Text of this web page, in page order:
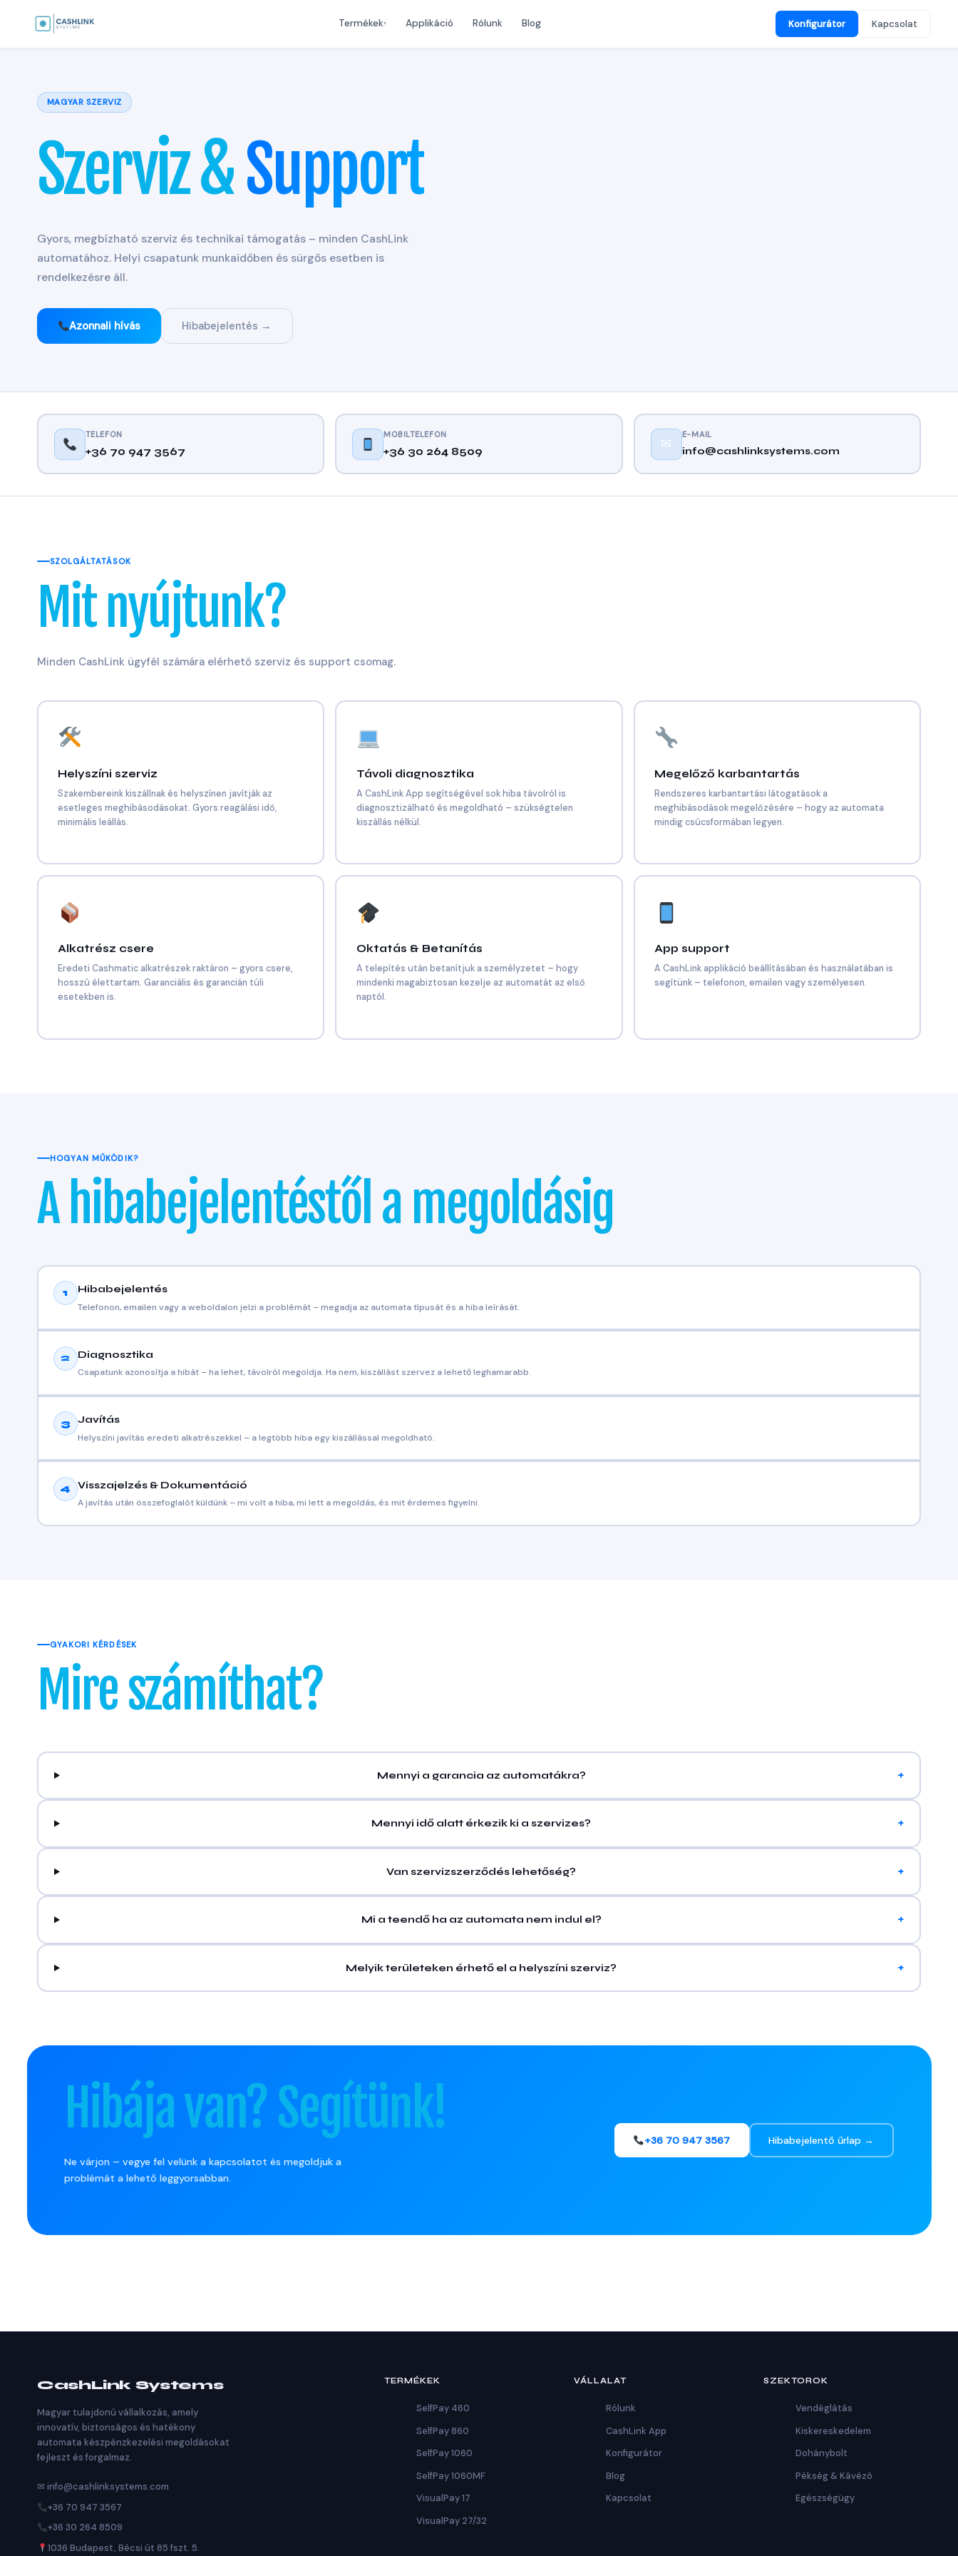
Termékek▾ Applikáció Rólunk Blog Konfigurátor Kapcsolat
Főoldal›Szerviz & Support
MAGYAR SZERVIZ
Szerviz &Support
Gyors, megbízható szerviz és technikai támogatás – minden CashLink
automatához. Helyi csapatunk munkaidőben és sürgős esetben is
rendelkezésre áll.
Azonnali hívás Hibabejelentés →
TELEFON
+36 70 947 3567
MOBILTELEFON
+36 30 264 8509 ✉
E-MAIL
info@cashlinksystems.com
SZOLGÁLTATÁSOK
Mit nyújtunk?
Minden CashLink ügyfél számára elérhető szerviz és support csomag.
Helyszíni szerviz
Szakembereink kiszállnak és helyszínen javítják az
esetleges meghibásodásokat. Gyors reagálási idő,
minimális leállás.
Távoli diagnosztika
A CashLink App segítségével sok hiba távolról is
diagnosztizálható és megoldható – szükségtelen
kiszállás nélkül.
Megelőző karbantartás
Rendszeres karbantartási látogatások a
meghibásodások megelőzésére – hogy az automata
mindig csúcsformában legyen.
Alkatrész csere
Eredeti Cashmatic alkatrészek raktáron – gyors csere,
hosszú élettartam. Garanciális és garancián túli
esetekben is.
Oktatás & Betanítás
A telepítés után betanítjuk a személyzetet – hogy
mindenki magabiztosan kezelje az automatát az első
naptól.
App support
A CashLink applikáció beállításában és használatában is
segítünk – telefonon, emailen vagy személyesen.
HOGYAN MŰKÖDIK?
A hibabejelentéstől a megoldásig
1 Hibabejelentés
Telefonon, emailen vagy a weboldalon jelzi a problémát – megadja az automata típusát és a hiba leírását.
2 Diagnosztika
Csapatunk azonosítja a hibát – ha lehet, távolról megoldja. Ha nem, kiszállást szervez a lehető leghamarabb.
3 Javítás
Helyszíni javítás eredeti alkatrészekkel – a legtöbb hiba egy kiszállással megoldható.
4 Visszajelzés & Dokumentáció
A javítás után összefoglalót küldünk – mi volt a hiba, mi lett a megoldás, és mit érdemes figyelni.
GYAKORI KÉRDÉSEK
Mire számíthat?
Mennyi a garancia az automatákra? +
Mennyi idő alatt érkezik ki a szervizes? +
Van szervizszerződés lehetőség? +
Mi a teendő ha az automata nem indul el? +
Melyik területeken érhető el a helyszíni szerviz? +
Hibája van? Segítünk!
Ne várjon – vegye fel velünk a kapcsolatot és megoldjuk a
problémát a lehető leggyorsabban.
+36 70 947 3567 Hibabejelentő űrlap →
CashLink Systems
Magyar tulajdonú vállalkozás, amely
innovatív, biztonságos és hatékony
automata készpénzkezelési megoldásokat
fejleszt és forgalmaz.
✉ info@cashlinksystems.com
+36 70 947 3567
+36 30 264 8509
1036 Budapest, Bécsi út 85 fszt. 5.
TERMÉKEK
SelfPay 460
SelfPay 860
SelfPay 1060
SelfPay 1060MF
VisualPay 17
VisualPay 27/32
VÁLLALAT
Rólunk
CashLink App
Konfigurátor
Blog
Kapcsolat
SZEKTOROK
Vendéglátás
Kiskereskedelem
Dohánybolt
Pékség & Kávézó
Egészségügy